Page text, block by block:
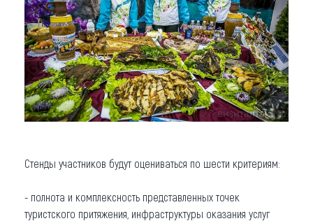
Стенды участников будут оцениваться по шести критериям:
- полнота и комплексность представленных точек
туристского притяжения, инфраструктуры оказания услуг